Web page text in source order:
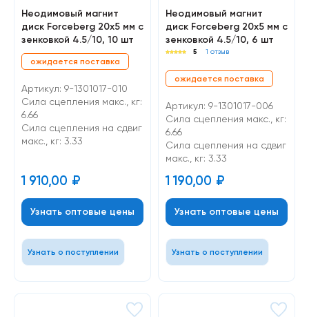
Неодимовый магнит
диск Forceberg 20х5 мм с
зенковкой 4.5/10, 10 шт
ожидается поставка
Артикул: 9-1301017-010
Сила сцепления макс., кг:
6.66
Cила сцепления на сдвиг
макс., кг: 3.33
1 910,00 ₽
Узнать оптовые цены
Узнать о поступлении
Неодимовый магнит
диск Forceberg 20х5 мм с
зенковкой 4.5/10, 6 шт
5 1 отзыв
ожидается поставка
Артикул: 9-1301017-006
Сила сцепления макс., кг:
6.66
Cила сцепления на сдвиг
макс., кг: 3.33
1 190,00 ₽
Узнать оптовые цены
Узнать о поступлении